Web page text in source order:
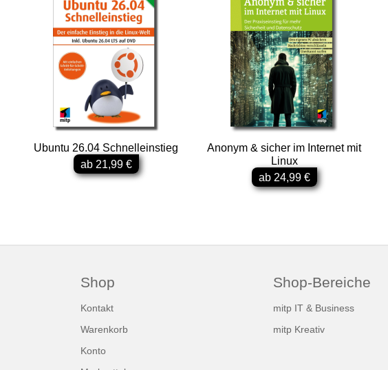
Ubuntu 26.04 Schnelleinstieg
ab 21,99 €
Anonym & sicher im Internet mit
Linux
ab 24,99 €
Shop
Kontakt
Warenkorb
Konto
Shop-Bereiche
mitp IT & Business
mitp Kreativ